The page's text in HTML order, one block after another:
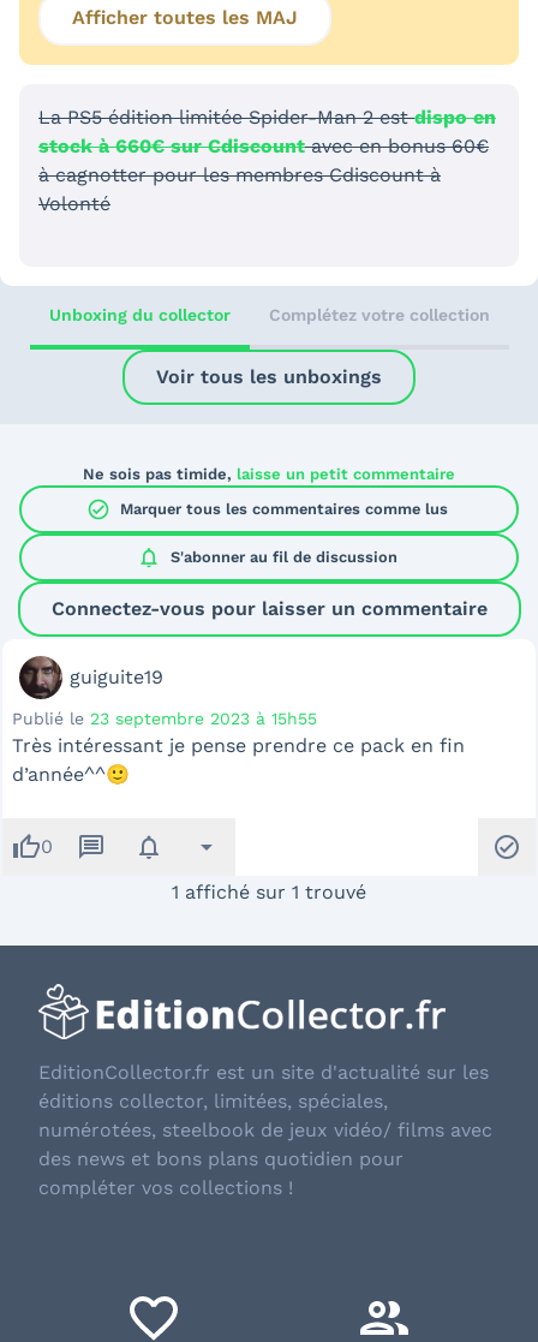
Afficher toutes les MAJ
La PS5 édition limitée Spider-Man 2 estdispo en
stock à 660€ sur Cdiscountavec en bonus 60€
à cagnotter pour les membres Cdiscount à
Volonté
Unboxing du collector Complétez votre collection
Voir tous les unboxings
Ne sois pas timide, laisse un petit commentaire
check_circle Marquer tous les commentaires comme lus
notifications S'abonner au fil de discussion
Connectez-vous pour laisser un commentaire
guiguite19
Publié le 23 septembre 2023 à 15h55
Très intéressant je pense prendre ce pack en fin
d’année^^🙂
thumb_up0 message notifications arrow_drop_down check_circle
1 affiché sur 1 trouvé
EditionCollector.fr est un site d'actualité sur les
éditions collector, limitées, spéciales,
numérotées, steelbook de jeux vidéo/ films avec
des news et bons plans quotidien pour
compléter vos collections !